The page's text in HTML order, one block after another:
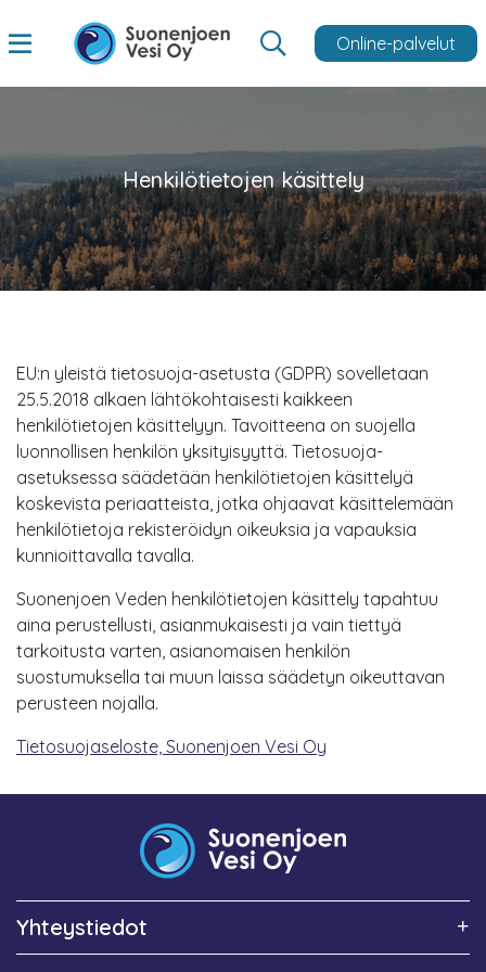
Online-palvelut
Henkilötietojen käsittely
EU:n yleistä tietosuoja-asetusta (GDPR) sovelletaan
25.5.2018 alkaen lähtökohtaisesti kaikkeen
henkilötietojen käsittelyyn. Tavoitteena on suojella
luonnollisen henkilön yksityisyyttä. Tietosuoja-
asetuksessa säädetään henkilötietojen käsittelyä
koskevista periaatteista, jotka ohjaavat käsittelemään
henkilötietoja rekisteröidyn oikeuksia ja vapauksia
kunnioittavalla tavalla.
Suonenjoen Veden henkilötietojen käsittely tapahtuu
aina perustellusti, asianmukaisesti ja vain tiettyä
tarkoitusta varten, asianomaisen henkilön
suostumuksella tai muun laissa säädetyn oikeuttavan
perusteen nojalla.
Tietosuojaseloste, Suonenjoen Vesi Oy
Yhteystiedot